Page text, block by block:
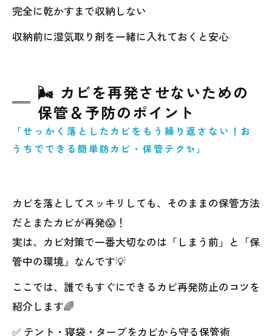
完全に乾かすまで収納しない
収納前に湿気取り剤を一緒に入れておくと安心
🌬️ カビを再発させないための
保管＆予防のポイント
「せっかく落としたカビをもう繰り返さない！お
うちでできる簡単防カビ・保管テク✨」
カビを落としてスッキリしても、そのままの保管方法
だとまたカビが再発😱！
実は、カビ対策で一番大切なのは「しまう前」と「保
管中の環境」なんです💡
ここでは、誰でもすぐにできるカビ再発防止のコツを
紹介します🌈
✅ テント・寝袋・タープをカビから守る保管術